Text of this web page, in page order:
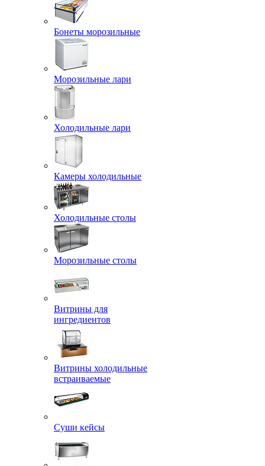
Бонеты морозильные
Морозильные лари
Холодильные лари
Камеры холодильные
Холодильные столы
Морозильные столы
Витрины для
ингредиентов
Витрины холодильные
встраиваемые
Суши кейсы